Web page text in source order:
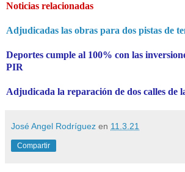
Noticias relacionadas
Adjudicadas las obras para dos pistas de
Deportes cumple al 100% con las
PIR
Adjudicada la reparación de dos calles de
José Angel Rodríguez en 11.3.21
Compartir